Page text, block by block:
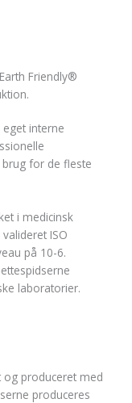
Friendly®
eget interne
for de fleste
i medicinsk
ISO
på 10-6.
laboratorier.
og produceret med
produceres